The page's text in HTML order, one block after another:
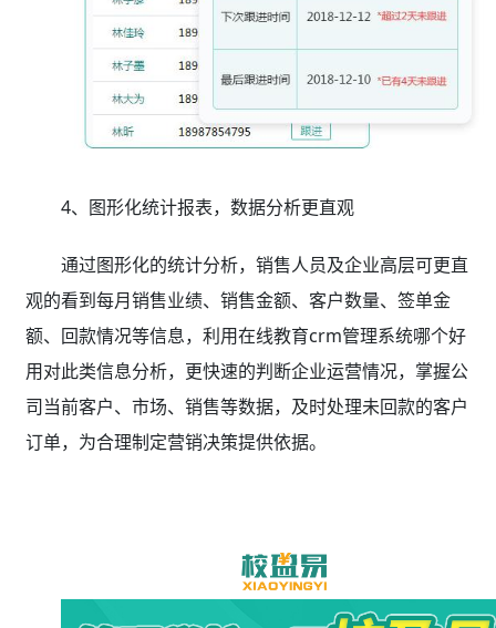
4、图形化统计报表，数据分析更直观
通过图形化的统计分析，销售人员及企业高层可更直
观的看到每月销售业绩、销售金额、客户数量、签单金
额、回款情况等信息，利用在线教育crm管理系统哪个好
用对此类信息分析，更快速的判断企业运营情况，掌握公
司当前客户、市场、销售等数据，及时处理未回款的客户
订单，为合理制定营销决策提供依据。